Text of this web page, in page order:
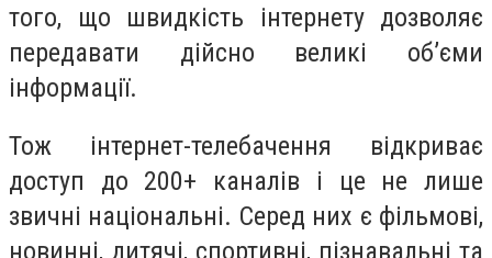
того, що швидкість інтернету дозволяє
передавати дійсно великі об’єми
інформації.
Тож інтернет-телебачення відкриває
доступ до 200+ каналів і це не лише
звичні національні. Серед них є фільмові,
новинні, дитячі, спортивні, пізнавальні та